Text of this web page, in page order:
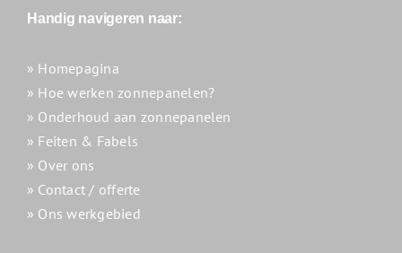
Handig navigeren naar:
» Homepagina
» Hoe werken zonnepanelen?
» Onderhoud aan zonnepanelen
» Feiten & Fabels
» Over ons
» Contact / offerte
» Ons werkgebied